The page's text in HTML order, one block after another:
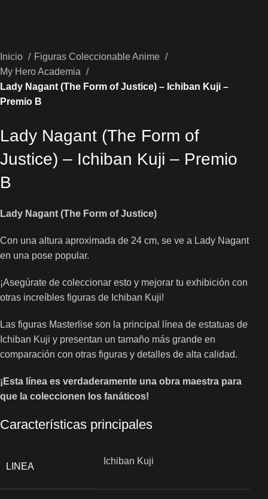
Inicio
Figuras Coleccionable Anime
My Hero Academia
Lady Nagant (The Form of Justice) – Ichiban Kuji –
Premio B
Lady Nagant (The Form of
Justice) – Ichiban Kuji – Premio
B
Lady Nagant (The Form of Justice)
Con una altura aproximada de 24 cm, se ve a Lady Nagant
en una pose popular.
¡Asegúrate de coleccionar esto y mejorar tu exhibición con
otras increíbles figuras de Ichiban Kuji!
Las figuras Masterlise son la principal línea de estatuas de
Ichiban Kuji y presentan un tamaño más grande en
comparación con otras figuras y detalles de alta calidad.
¡Esta línea es verdaderamente una obra maestra para
que la coleccionen los fanáticos!
Características principales
LINEA
Ichiban Kuji